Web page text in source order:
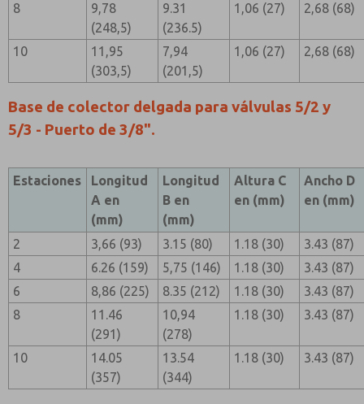
8
9,78
(248,5)
9.31
(236.5)
1,06 (27) 2,68 (68)
10
11,95
(303,5)
7,94
(201,5)
1,06 (27) 2,68 (68)
Base de colector delgada para válvulas 5/2 y
5/3 - Puerto de 3/8".
Estaciones
Longitud
A en
(mm)
Longitud
B en
(mm)
Altura C
en (mm)
Ancho D
en (mm)
2 3,66 (93) 3.15 (80) 1.18 (30)
3.43 (87)
4
6.26 (159) 5,75 (146) 1.18 (30)
3.43 (87)
6
8,86 (225) 8.35 (212) 1.18 (30)
3.43 (87)
8
11.46
(291)
10,94
(278)
1.18 (30) 3.43 (87)
10
14.05
(357)
13.54
(344)
1.18 (30) 3.43 (87)